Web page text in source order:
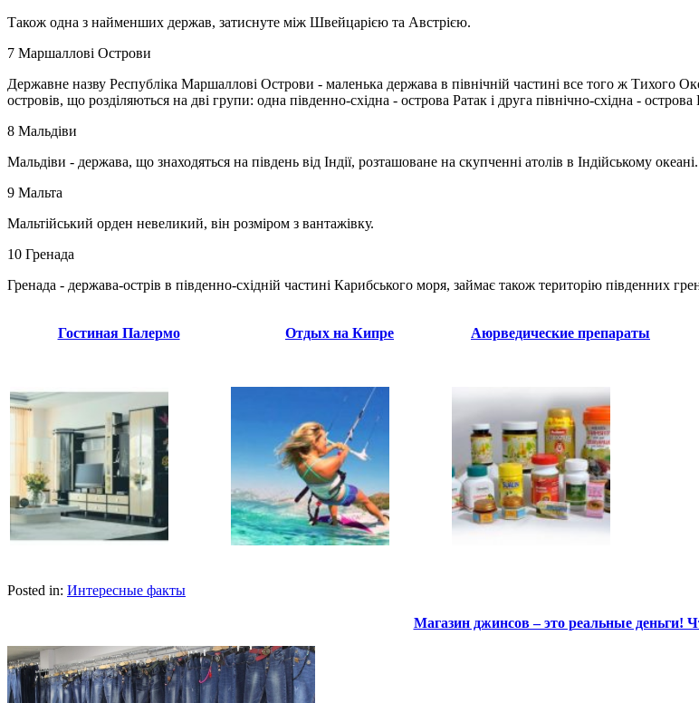
Також одна з найменших держав, затиснуте між Швейцарією та Австрією.
7 Маршаллові Острови
Державне назву Республіка Маршаллові Острови - маленька держава в північній частині все того ж Тихого
островів, що розділяються на дві групи: одна південно-східна - острова Ратак і друга північно-східна - острова
8 Мальдіви
Мальдіви - держава, що знаходяться на південь від Індії, розташоване на скупченні атолів в Індійському океані.
9 Мальта
Мальтійський орден невеликий, він розміром з вантажівку.
10 Гренада
Гренада - держава-острів в південно-східній частині Карибського моря, займає також територію південних
Гостиная Палермо Отдых на Кипре Аюрведические препараты
Posted in: Интересные факты
Магазин джинсов – это реальные деньги!